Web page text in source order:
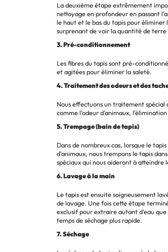
La deuxième étape extrêmement
nettoyage en profondeur en passant
le haut et le bas du tapis pour
surprenant de voir la quantité de
3. Pré-conditionnement
Les fibres du tapis sont pré-
et agitées pour éliminer la saleté.
4. Traitement des odeurs et des
Nous effectuons un traitement spécial
comme l'odeur d'animaux,
5. Trempage (bain de tapis)
Dans de nombreux cas, lorsque le
d'animaux, nous trempons le tapis
spéciaux qui nous aideront à atteindre
6. Lavage à la main
Le tapis est ensuite soigneusement
de lavage. Une fois cette étape
exclusif pour extraire autant d'eau
temps de séchage plus rapide.
7. Séchage